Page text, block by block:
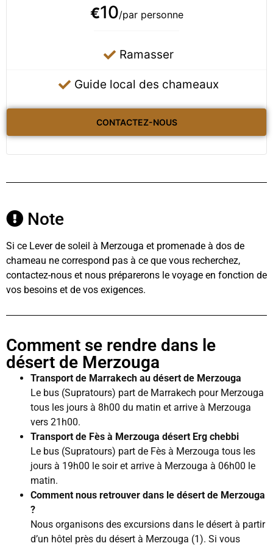
€10/par personne
Ramasser
Guide local des chameaux
CONTACTEZ-NOUS
Note
Si ce Lever de soleil à Merzouga et promenade à dos de
chameau ne correspond pas à ce que vous recherchez,
contactez-nous et nous préparerons le voyage en fonction de
vos besoins et de vos exigences.
Comment se rendre dans le
désert de Merzouga
Transport de Marrakech au désert de Merzouga
Le bus (Supratours) part de Marrakech pour Merzouga
tous les jours à 8h00 du matin et arrive à Merzouga
vers 21h00.
Transport de Fès à Merzouga désert Erg chebbi
Le bus (Supratours) part de Fès à Merzouga tous les
jours à 19h00 le soir et arrive à Merzouga à 06h00 le
matin.
Comment nous retrouver dans le désert de Merzouga
?
Nous organisons des excursions dans le désert à partir
d’un hôtel près du désert à Merzouga (1). Si vous